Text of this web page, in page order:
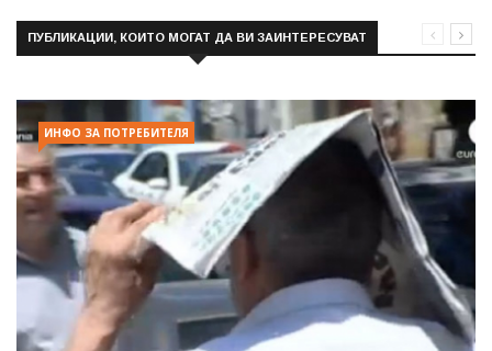
ПУБЛИКАЦИИ, КОИТО МОГАТ ДА ВИ ЗАИНТЕРЕСУВАТ
ИНФО ЗА ПОТРЕБИТЕЛЯ